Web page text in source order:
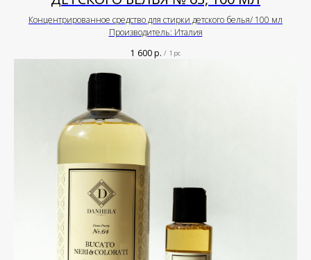
Концентрированное средство для стирки детского белья/ 100 мл
Производитель: Италия
1 600р. / 1 pc